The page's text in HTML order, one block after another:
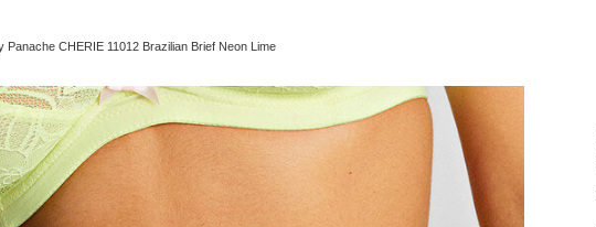
Panache CHERIE 11012 Brazilian Brief Neon Lime